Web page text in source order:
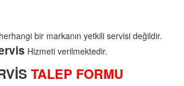
bir markanın yetkili servisi değildir.
Hizmeti verilmektedir.
TALEP FORMU